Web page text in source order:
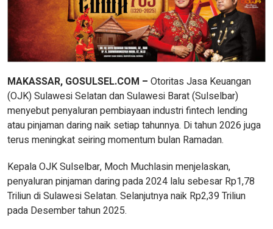
MAKASSAR, GOSULSEL.COM – Otoritas Jasa Keuangan
(OJK) Sulawesi Selatan dan Sulawesi Barat (Sulselbar)
menyebut penyaluran pembiayaan industri fintech lending
atau pinjaman daring naik setiap tahunnya. Di tahun 2026 juga
terus meningkat seiring momentum bulan Ramadan.
Kepala OJK Sulselbar, Moch Muchlasin menjelaskan,
penyaluran pinjaman daring pada 2024 lalu sebesar Rp1,78
Triliun di Sulawesi Selatan. Selanjutnya naik Rp2,39 Triliun
pada Desember tahun 2025.